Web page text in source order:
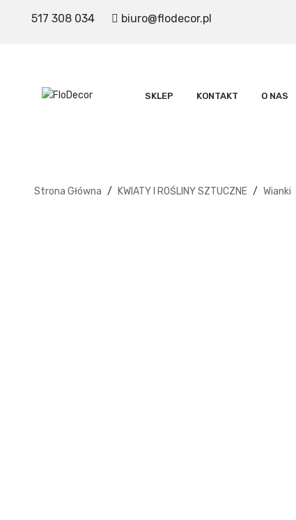
517 308 034 biuro@flodecor.pl
SKLEP KONTAKT O NAS
Strona Główna / KWIATY I ROŚLINY SZTUCZNE / Wianki